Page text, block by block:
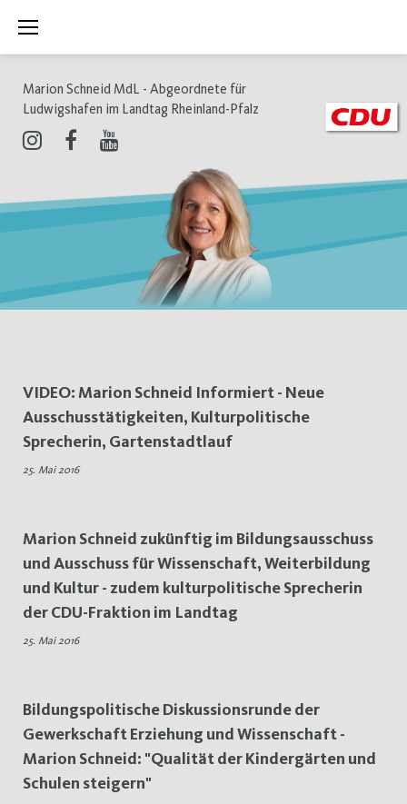
Inhalt
Marion Schneid MdL - Abgeordnete für
Ludwigshafen im Landtag Rheinland-Pfalz
Tag:
25.
Mai
VIDEO: Marion Schneid Informiert - Neue
Ausschusstätigkeiten, Kulturpolitische
Sprecherin, Gartenstadtlauf
25. Mai 2016
Marion Schneid zukünftig im Bildungsausschuss
und Ausschuss für Wissenschaft, Weiterbildung
und Kultur - zudem kulturpolitische Sprecherin
der CDU-Fraktion im Landtag
25. Mai 2016
Bildungspolitische Diskussionsrunde der
Gewerkschaft Erziehung und Wissenschaft -
Marion Schneid: "Qualität der Kindergärten und
Schulen steigern"